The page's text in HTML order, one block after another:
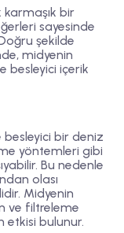
karmaşık bir
sayesinde
şekilde
midyenin
besleyici içerik
bir deniz
yöntemleri gibi
Bu nedenle
olası
Midyenin
ve filtreleme
etkisi bulunur.